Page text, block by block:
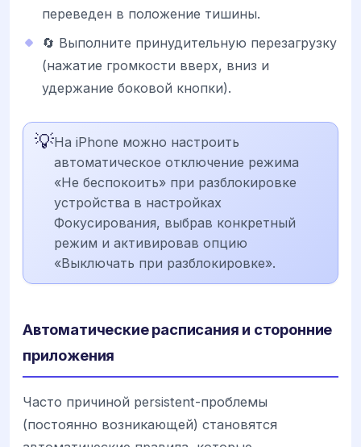
переведен в положение тишины.
🔄 Выполните принудительную перезагрузку
(нажатие громкости вверх, вниз и
удержание боковой кнопки).
💡На iPhone можно настроить
автоматическое отключение режима
«Не беспокоить» при разблокировке
устройства в настройках
Фокусирования, выбрав конкретный
режим и активировав опцию
«Выключать при разблокировке».
Автоматические расписания и сторонние
приложения
Часто причиной persistent-проблемы
(постоянно возникающей) становятся